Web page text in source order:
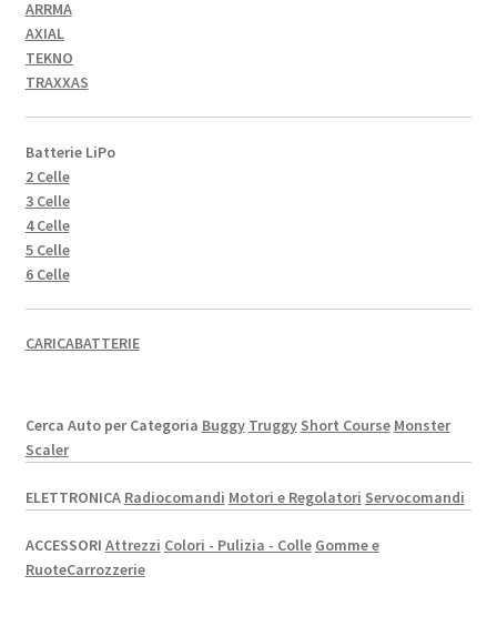
ARRMA
AXIAL
TEKNO
TRAXXAS
Batterie LiPo
2 Celle
3 Celle
4 Celle
5 Celle
6 Celle
CARICABATTERIE
Cerca Auto per Categoria Buggy Truggy Short Course Monster
Scaler
ELETTRONICA Radiocomandi Motori e Regolatori Servocomandi
ACCESSORI Attrezzi Colori - Pulizia - Colle Gomme e
RuoteCarrozzerie